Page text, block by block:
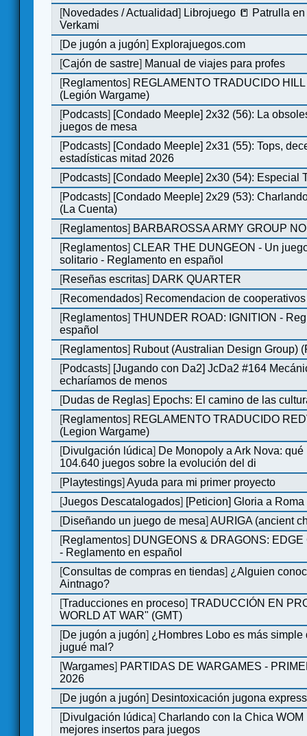
[Novedades / Actualidad] Librojuego 📒 Patrulla
Verkami
[De jugón a jugón] Explorajuegos.com
[Cajón de sastre] Manual de viajes para profes
[Reglamentos] REGLAMENTO TRADUCIDO
(Legión Wargame)
[Podcasts] [Condado Meeple] 2x32 (56): La
juegos de mesa
[Podcasts] [Condado Meeple] 2x31 (55): Tops,
estadísticas mitad 2026
[Podcasts] [Condado Meeple] 2x30 (54): Especial
[Podcasts] [Condado Meeple] 2x29 (53):
(La Cuenta)
[Reglamentos] BARBAROSSA ARMY GROUP
[Reglamentos]CLEAR THE DUNGEON - Un
solitario - Reglamento en español
[Reseñas escritas] DARK QUARTER
[Recomendados] Recomendacion de
[Reglamentos]THUNDER ROAD: IGNITION -
español
[Reglamentos] Rubout (Australian Design Group)
[Podcasts] [Jugando con Da2] JcDa2 #164
echaríamos de menos
[Dudas de Reglas] Epochs: El camino de las
[Reglamentos] REGLAMENTO TRADUCIDO
(Legion Wargame)
[Divulgación lúdica] De Monopoly a Ark Nova:
104.640 juegos sobre la evolución del di
[Playtestings]Ayuda para mi primer proyecto
[Juegos Descatalogados] [Peticion] Gloria a Roma
[Diseñando un juego de mesa]AURIGA (ancient
[Reglamentos] DUNGEONS & DRAGONS:
- Reglamento en español
[Consultas de compras en tiendas] ¿Alguien
Aintnago?
[Traducciones en proceso]TRADUCCIÓN EN
WORLD AT WAR" (GMT)
[De jugón a jugón] ¿Hombres Lobo es más simple
jugué mal?
[Wargames] PARTIDAS DE WARGAMES -
2026
[De jugón a jugón] Desintoxicación jugona express
[Divulgación lúdica]Charlando con la Chica WOM
mejores insertos para juegos